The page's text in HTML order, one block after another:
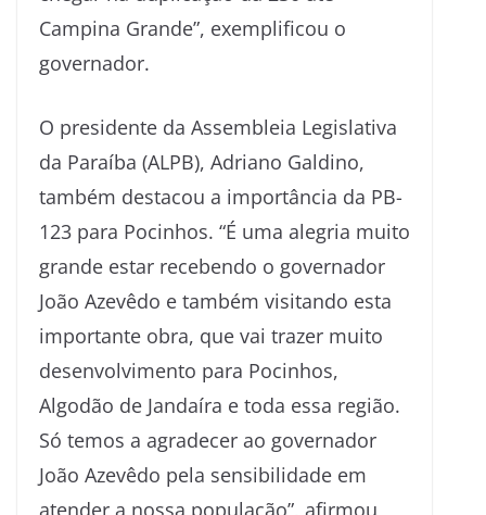
Campina Grande”, exemplificou o
governador.
O presidente da Assembleia Legislativa
da Paraíba (ALPB), Adriano Galdino,
também destacou a importância da PB-
123 para Pocinhos. “É uma alegria muito
grande estar recebendo o governador
João Azevêdo e também visitando esta
importante obra, que vai trazer muito
desenvolvimento para Pocinhos,
Algodão de Jandaíra e toda essa região.
Só temos a agradecer ao governador
João Azevêdo pela sensibilidade em
atender a nossa população”, afirmou